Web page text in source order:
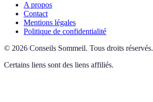
A propos
Contact
Mentions légales
Politique de confidentialité
© 2026 Conseils Sommeil. Tous droits réservés.
Certains liens sont des liens affiliés.